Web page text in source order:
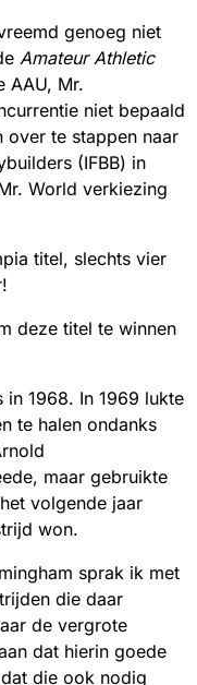
genoeg niet
Amateur Athletic
AAU, Mr.
niet bepaald
te stappen naar
(IFBB) in
World verkiezing
titel, slechts vier
deze titel te winnen
1968. In 1969 lukte
te halen ondanks
maar gebruikte
volgende jaar
won.
sprak ik met
die daar
de vergrote
dat hierin goede
die ook nodig